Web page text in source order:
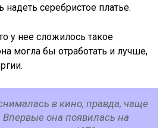
серебристое платье.
у нее сложилось такое
могла бы отработать и лучше,
в кино, правда, чаще
она появилась на